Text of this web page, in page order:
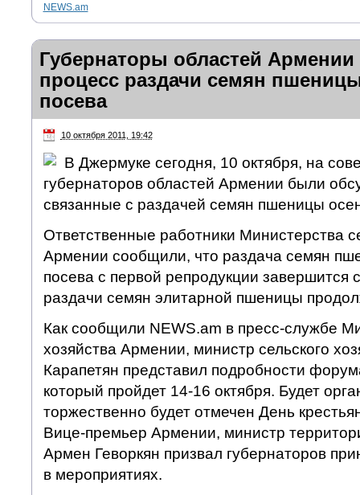
NEWS.am
Губернаторы областей Армении
процесс раздачи семян
посева
10 октября 2011, 19:42
В Джермуке сегодня, 10 октября, на
губернаторов областей Армении были
связанные с раздачей семян пшеницы
Ответственные работники Министерства
Армении сообщили, что раздача семян
посева с первой репродукции завершится
раздачи семян элитарной пшеницы
Как сообщили NEWS.am в пресс-службе
хозяйства Армении, министр сельского
Карапетян представил подробности
который пройдет 14-16 октября. Будет
торжественно будет отмечен День
Вице-премьер Армении, министр
Армен Геворкян призвал губернаторов
в мероприятиях.